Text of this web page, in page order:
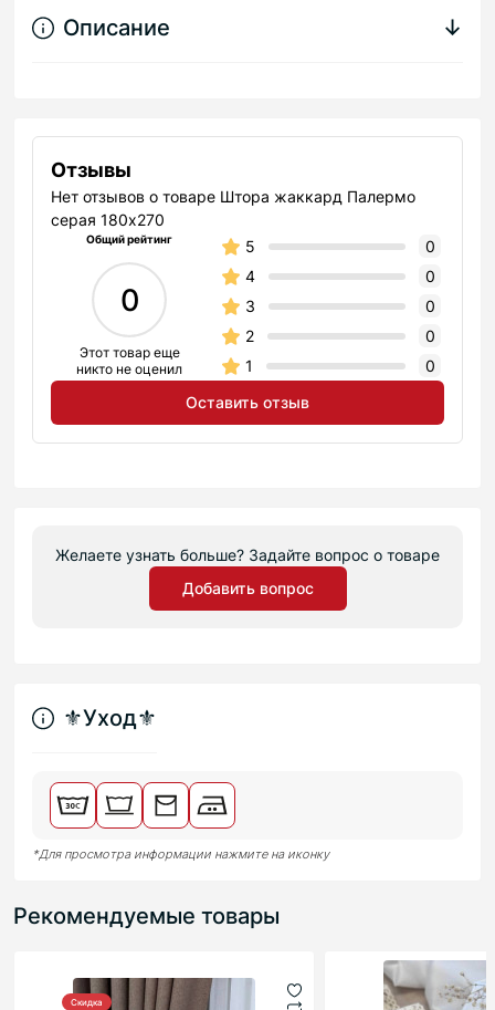
Описание ↓
Отзывы
Нет отзывов о товаре Штора жаккард Палермо
серая 180х270
Общий рейтинг
0
Этот товар еще
никто не оценил
5
0
4
0
3
0
2
0
1
0
Оставить отзыв
Желаете узнать больше? Задайте вопрос о товаре
Добавить вопрос
⚜︎Уход⚜︎
*Для просмотра информации нажмите на иконку
Рекомендуемые товары
Скидка